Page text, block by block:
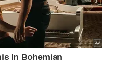
o alho com a intenção